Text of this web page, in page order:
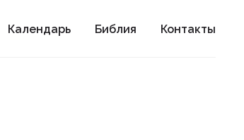
Календарь Библия Контакты